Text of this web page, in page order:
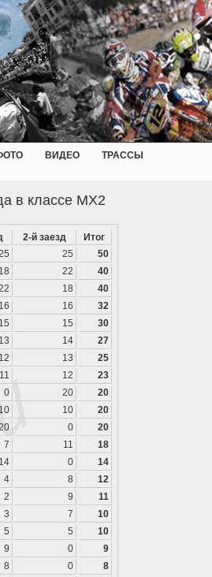
ВИДЕО ТРАССЫ
в классе MX2
2-й заезд
Итог
25
50
18 22
40
18
40
16 16
32
15 15
30
13 14
27
12 13
25
11 12
23
0 20
20
10 10
20
0
20
7 11
18
14 0
14
4 8
12
2 9
11
3 7
10
5 5
10
9 0
9
8 0
8